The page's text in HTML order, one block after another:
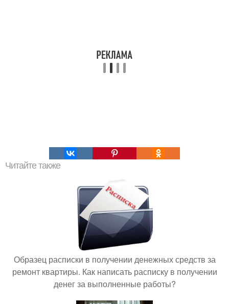
Читайте также
Образец расписки в получении денежных средств за
ремонт квартиры. Как написать расписку в получении
денег за выполненные работы?